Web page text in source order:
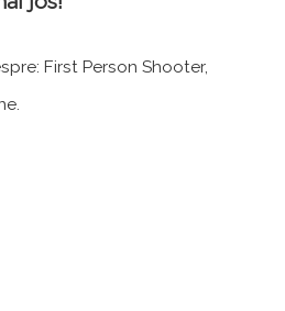
First Person Shooter,